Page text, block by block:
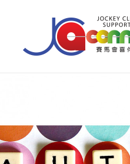
照顾者支援
公众教育